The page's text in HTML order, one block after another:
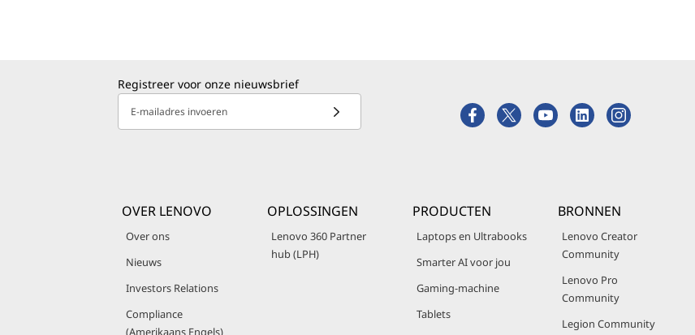
Registreer voor onze nieuwsbrief
E-mailadres invoeren
OVER LENOVO
Over ons
Nieuws
Investors Relations
Compliance
(Amerikaans Engels)
OPLOSSINGEN
Lenovo 360 Partner
hub (LPH)
PRODUCTEN
Laptops en Ultrabooks
Smarter AI voor jou
Gaming-machine
Tablets
BRONNEN
Lenovo Creator
Community
Lenovo Pro
Community
Legion Community